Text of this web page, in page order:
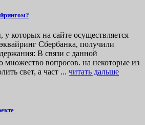
которых на сайте осуществляется
Сбербанка, получили
В связи с данной
вопросов. на некоторые из
свет, а част ... читать дальше